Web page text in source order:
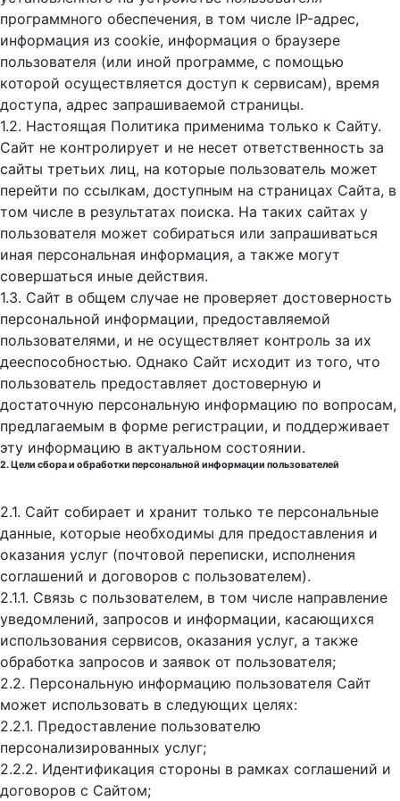
программного обеспечения, в том числе IP-адрес,
информация из cookie, информация о браузере
пользователя (или иной программе, с помощью
которой осуществляется доступ к cервисам), время
доступа, адрес запрашиваемой страницы.
1.2. Настоящая Политика применима только к Сайту.
Сайт не контролирует и не несет ответственность за
сайты третьих лиц, на которые пользователь может
перейти по ссылкам, доступным на страницах Сайта, в
том числе в результатах поиска. На таких сайтах у
пользователя может собираться или запрашиваться
иная персональная информация, а также могут
совершаться иные действия.
1.3. Сайт в общем случае не проверяет достоверность
персональной информации, предоставляемой
пользователями, и не осуществляет контроль за их
дееспособностью. Однако Сайт исходит из того, что
пользователь предоставляет достоверную и
достаточную персональную информацию по вопросам,
предлагаемым в форме регистрации, и поддерживает
эту информацию в актуальном состоянии.
2. Цели сбора и обработки персональной информации пользователей
2.1. Сайт собирает и хранит только те персональные
данные, которые необходимы для предоставления и
оказания услуг (почтовой переписки, исполнения
соглашений и договоров с пользователем).
2.1.1. Связь с пользователем, в том числе направление
уведомлений, запросов и информации, касающихся
использования сервисов, оказания услуг, а также
обработка запросов и заявок от пользователя;
2.2. Персональную информацию пользователя Сайт
может использовать в следующих целях:
2.2.1. Предоставление пользователю
персонализированных услуг;
2.2.2. Идентификация стороны в рамках соглашений и
договоров с Сайтом;